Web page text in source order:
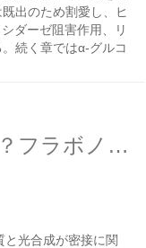
出のため割愛し、ヒ
ダーゼ阻害作用、リ
続く章ではα-グルコ
ポリフェノールとは何か？フラボノイド類
と光合成が密接に関